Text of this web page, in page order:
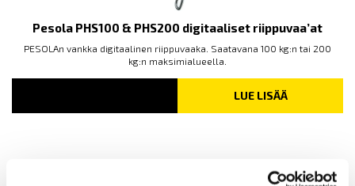
Pesola PHS100 & PHS200 digitaaliset riippuvaa’at
PESOLAn vankka digitaalinen riippuvaaka. Saatavana 100 kg:n tai 200
kg:n maksimialueella.
LUE LISÄÄ